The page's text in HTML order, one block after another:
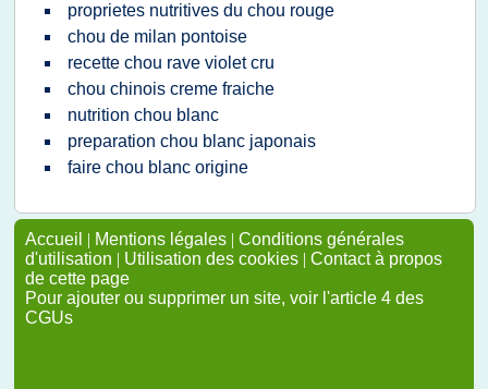
proprietes nutritives du chou rouge
chou de milan pontoise
recette chou rave violet cru
chou chinois creme fraiche
nutrition chou blanc
preparation chou blanc japonais
faire chou blanc origine
Accueil | Mentions légales | Conditions générales
d'utilisation | Utilisation des cookies | Contact à propos
de cette page
Pour ajouter ou supprimer un site, voir l'article 4 des
CGUs